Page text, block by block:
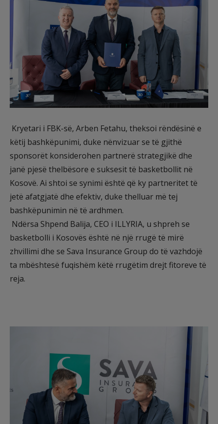
Kryetari i FBK-së, Arben Fetahu, theksoi rëndësinë e
këtij bashkëpunimi, duke nënvizuar se të gjithë
sponsorët konsiderohen partnerë strategjikë dhe
janë pjesë thelbësore e suksesit të basketbollit në
Kosovë. Ai shtoi se synimi është që ky partneritet të
jetë afatgjatë dhe efektiv, duke thelluar më tej
bashkëpunimin në të ardhmen.
Ndërsa Shpend Balija, CEO i ILLYRIA, u shpreh se
basketbolli i Kosovës është në një rrugë të mirë
zhvillimi dhe se Sava Insurance Group do të vazhdojë
ta mbështesë fuqishëm këtë rrugëtim drejt fitoreve të
reja.